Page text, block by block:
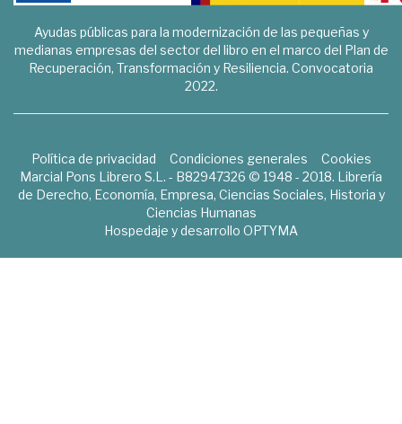
Ayudas públicas para la modernización de las pequeñas y
medianas empresas del sector del libro en el marco del Plan de
Recuperación, Transformación y Resiliencia. Convocatoria
2022.
Política de privacidad Condiciones generales
Cookies
Marcial Pons Librero S.L. - B82947326 © 1948 - 2018. Librería
de Derecho, Economía, Empresa, Ciencias Sociales, Historia y
Ciencias Humanas
Hospedaje y desarrollo OPTYMA